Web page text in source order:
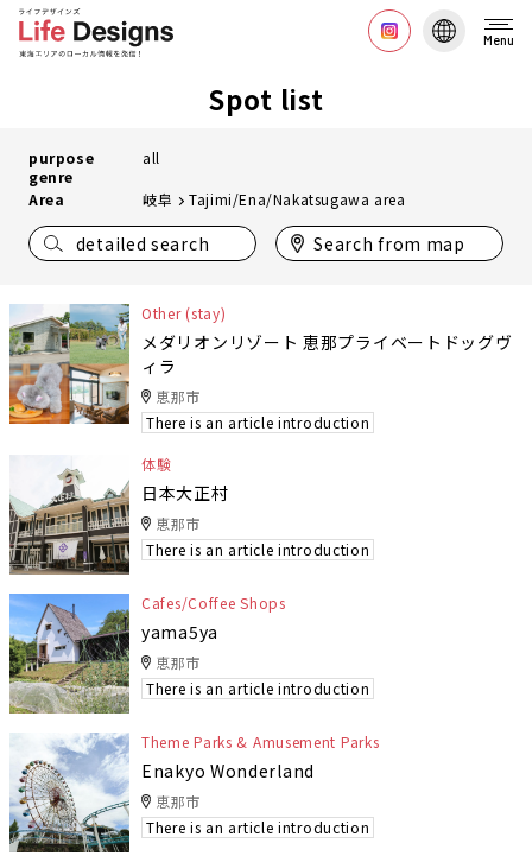
Menu
Spot list
purpose
genre
all
Area 岐阜 Tajimi/Ena/Nakatsugawa area
detailed search Search from map
Other (stay)
メダリオンリゾート 恵那プライベートドッグヴ
ィラ
恵那市
There is an article introduction
体験
日本大正村
恵那市
There is an article introduction
Cafes/Coffee Shops
yama5ya
恵那市
There is an article introduction
Theme Parks & Amusement Parks
Enakyo Wonderland
恵那市
There is an article introduction